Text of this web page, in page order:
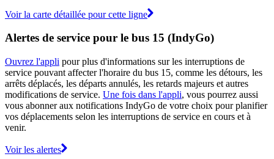
Voir la carte détaillée pour cette ligne
Alertes de service pour le bus 15 (IndyGo)
Ouvrez l'appli pour plus d'informations sur les interruptions de
service pouvant affecter l'horaire du bus 15, comme les détours, les
arrêts déplacés, les départs annulés, les retards majeurs et autres
modifications de service. Une fois dans l'appli, vous pourrez aussi
vous abonner aux notifications IndyGo de votre choix pour planifier
vos déplacements selon les interruptions de service en cours et à
venir.
Voir les alertes